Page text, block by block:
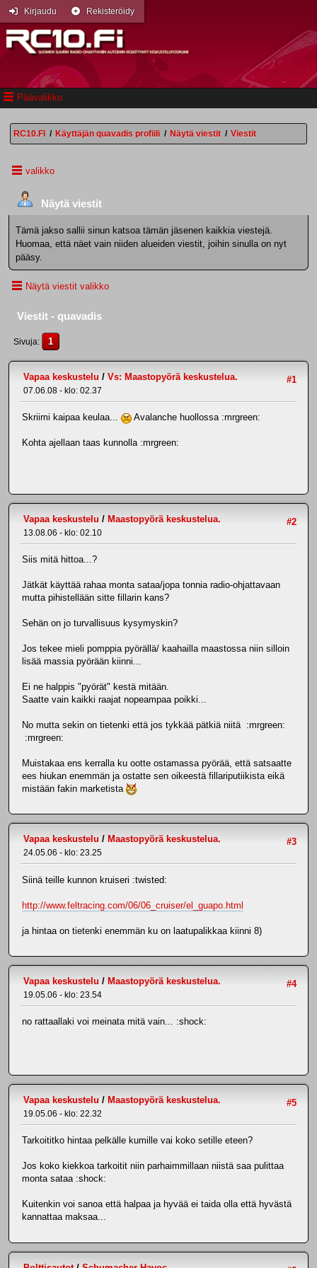
Päävalikko
Kirjaudu Rekisteröidy
RC10.FI / Käyttäjän quavadis profiili / Näytä viestit / Viestit
valikko
Näytä viestit
Tämä jakso sallii sinun katsoa tämän jäsenen kaikkia viestejä.
Huomaa, että näet vain niiden alueiden viestit, joihin sinulla on nyt
pääsy.
Näytä viestit valikko
Viestit - quavadis
Sivuja 1
#1
Vapaa keskustelu / Vs: Maastopyörä keskustelua.
07.06.08 - klo: 02.37
Skriimi kaipaa keulaa... Avalanche huollossa :mrgreen:
Kohta ajellaan taas kunnolla :mrgreen:
#2
Vapaa keskustelu / Maastopyörä keskustelua.
13.08.06 - klo: 02.10
Siis mitä hittoa...?
Jätkät käyttää rahaa monta sataa/jopa tonnia radio-ohjattavaan
mutta pihistellään sitte fillarin kans?
Sehän on jo turvallisuus kysymyskin?
Jos tekee mieli pomppia pyörällä/ kaahailla maastossa niin silloin
lisää massia pyörään kiinni...
Ei ne halppis "pyörät" kestä mitään.
Saatte vain kaikki raajat nopeampaa poikki...
No mutta sekin on tietenki että jos tykkää pätkiä niitä :mrgreen:
:mrgreen:
Muistakaa ens kerralla ku ootte ostamassa pyörää, että satsaatte
ees hiukan enemmän ja ostatte sen oikeestä fillariputiikista eikä
mistään fakin marketista
#3
Vapaa keskustelu / Maastopyörä keskustelua.
24.05.06 - klo: 23.25
Siinä teille kunnon kruiseri :twisted:
http://www.feltracing.com/06/06_cruiser/el_guapo.html
ja hintaa on tietenki enemmän ku on laatupalikkaa kiinni 8)
#4
Vapaa keskustelu / Maastopyörä keskustelua.
19.05.06 - klo: 23.54
no rattaallaki voi meinata mitä vain... :shock:
#5
Vapaa keskustelu / Maastopyörä keskustelua.
19.05.06 - klo: 22.32
Tarkoititko hintaa pelkälle kumille vai koko setille eteen?
Jos koko kiekkoa tarkoitit niin parhaimmillaan niistä saa pulittaa
monta sataa :shock:
Kuitenkin voi sanoa että halpaa ja hyvää ei taida olla että hyvästä
kannattaa maksaa...